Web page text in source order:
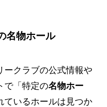
名物ホール
ークラブの公式情報や
で「特定の名物ホー
ているホールは見つか